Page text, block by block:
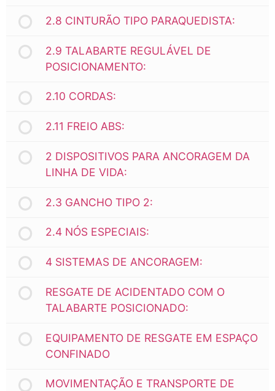
2.8 CINTURÃO TIPO PARAQUEDISTA:
2.9 TALABARTE REGULÁVEL DE
POSICIONAMENTO:
2.10 CORDAS:
2.11 FREIO ABS:
2 DISPOSITIVOS PARA ANCORAGEM DA
LINHA DE VIDA:
2.3 GANCHO TIPO 2:
2.4 NÓS ESPECIAIS:
4 SISTEMAS DE ANCORAGEM:
RESGATE DE ACIDENTADO COM O
TALABARTE POSICIONADO:
EQUIPAMENTO DE RESGATE EM ESPAÇO
CONFINADO
MOVIMENTAÇÃO E TRANSPORTE DE